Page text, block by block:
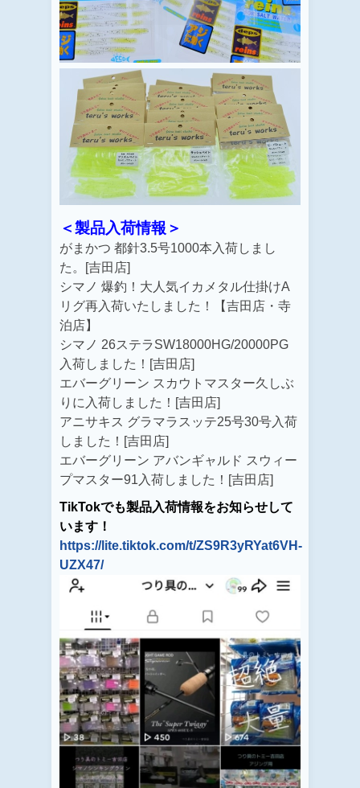
＜製品入荷情報＞
がまかつ 都針3.5号1000本入荷しまし
た。[吉田店]
シマノ 爆釣！大人気イカメタル仕掛けA
リグ再入荷いたしました！【吉田店・寺
泊店】
シマノ 26ステラSW18000HG/20000PG
入荷しました！[吉田店]
エバーグリーン スカウトマスター久しぶ
りに入荷しました！[吉田店]
アニサキス グラマラスッテ25号30号入荷
しました！[吉田店]
エバーグリーン アバンギャルド スウィー
プマスター91入荷しました！[吉田店]
TikTokでも製品入荷情報をお知らせして
います！
https://lite.tiktok.com/t/ZS9R3yRYat6VH-
UZX47/